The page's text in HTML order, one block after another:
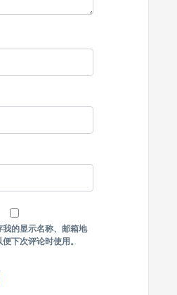
的显示名称、邮箱地
下次评论时使用。